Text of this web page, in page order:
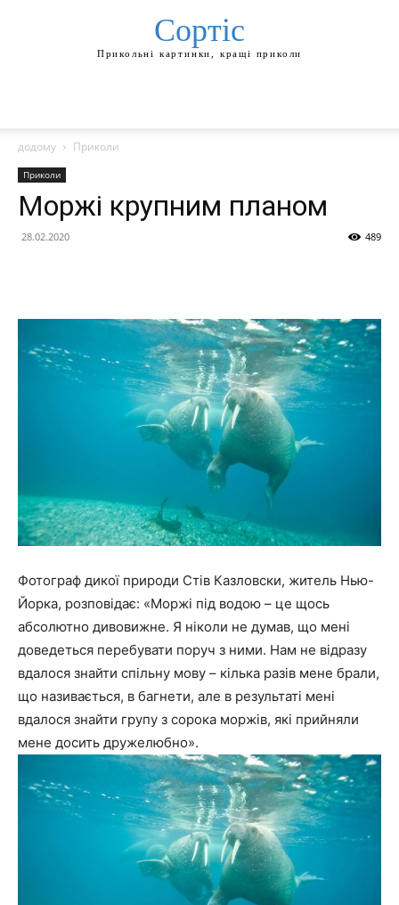
Сортіс
Прикольні картинки, кращі приколи
додому Приколи
Приколи
Моржі крупним планом
28.02.2020 489
Фотограф дикої природи Стів Казловски, житель Нью-
Йорка, розповідає: «Моржі під водою – це щось
абсолютно дивовижне. Я ніколи не думав, що мені
доведеться перебувати поруч з ними. Нам не відразу
вдалося знайти спільну мову – кілька разів мене брали,
що називається, в багнети, але в результаті мені
вдалося знайти групу з сорока моржів, які прийняли
мене досить дружелюбно».